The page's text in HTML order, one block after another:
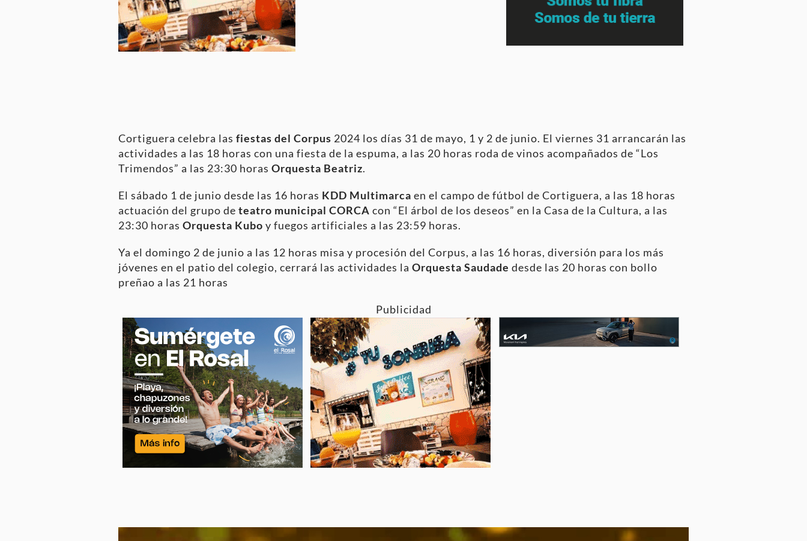
Cortiguera celebra las fiestas del Corpus 2024 los días 31 de mayo, 1 y 2 de junio. El viernes 31 arrancarán las
actividades a las 18 horas con una fiesta de la espuma, a las 20 horas roda de vinos acompañados de “Los
Trimendos” a las 23:30 horas Orquesta Beatriz.
El sábado 1 de junio desde las 16 horas KDD Multimarca en el campo de fútbol de Cortiguera, a las 18 horas
actuación del grupo de teatro municipal CORCA con “El árbol de los deseos” en la Casa de la Cultura, a las
23:30 horas Orquesta Kubo y fuegos artificiales a las 23:59 horas.
Ya el domingo 2 de junio a las 12 horas misa y procesión del Corpus, a las 16 horas, diversión para los más
jóvenes en el patio del colegio, cerrará las actividades la Orquesta Saudade desde las 20 horas con bollo
preñao a las 21 horas
Publicidad